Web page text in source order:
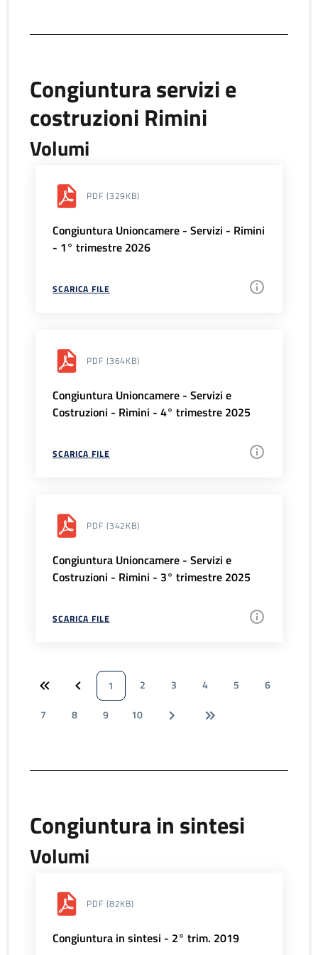
Congiuntura servizi e
costruzioni Rimini
Volumi
PDF (329KB)
Congiuntura Unioncamere - Servizi - Rimini
- 1° trimestre 2026
SCARICA FILE
PDF (364KB)
Congiuntura Unioncamere - Servizi e
Costruzioni - Rimini - 4° trimestre 2025
SCARICA FILE
PDF (342KB)
Congiuntura Unioncamere - Servizi e
Costruzioni - Rimini - 3° trimestre 2025
SCARICA FILE
1 2 3 4 5
6
7
8 9 10
Congiuntura in sintesi
Volumi
PDF (82KB)
Congiuntura in sintesi - 2° trim. 2019